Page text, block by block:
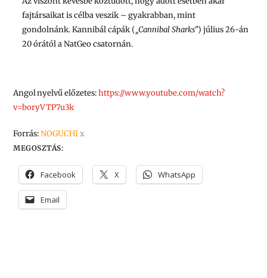
fajtársaikat is célba veszik – gyakrabban, mint
gondolnánk. Kannibál cápák („Cannibal Sharks”) július 26-án
20 órától a NatGeo csatornán.
Angol nyelvű előzetes:https://www.youtube.com/watch?
v=boryVTP7u3k
Forrás:NOGUCHI x
MEGOSZTÁS:
Facebook X WhatsApp
Email